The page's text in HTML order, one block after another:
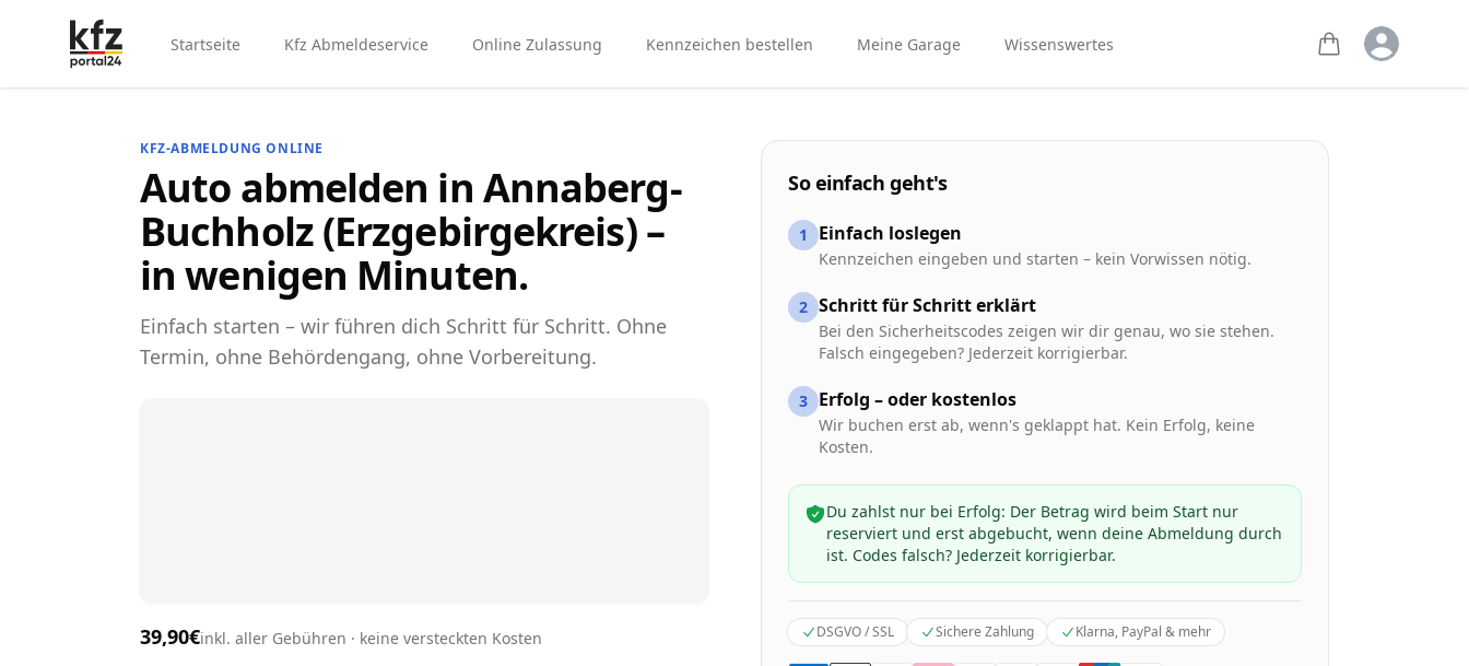
Startseite Kfz Abmeldeservice Online Zulassung Kennzeichen bestellen Meine Garage Wissenswertes Open user
KFZ-ABMELDUNG ONLINE
Auto abmelden in Annaberg-
Buchholz (Erzgebirgekreis) –
in wenigen Minuten.
Einfach starten – wir führen dich Schritt für Schritt. Ohne
Termin, ohne Behördengang, ohne Vorbereitung.
39,90€inkl. aller Gebühren · keine versteckten Kosten
So einfach geht's
1 Einfach loslegen
Kennzeichen eingeben und starten – kein Vorwissen nötig.
2 Schritt für Schritt erklärt
Bei den Sicherheitscodes zeigen wir dir genau, wo sie stehen.
Falsch eingegeben? Jederzeit korrigierbar.
3 Erfolg – oder kostenlos
Wir buchen erst ab, wenn's geklappt hat. Kein Erfolg, keine
Kosten.
Du zahlst nur bei Erfolg: Der Betrag wird beim Start nur
reserviert und erst abgebucht, wenn deine Abmeldung durch
ist. Codes falsch? Jederzeit korrigierbar.
DSGVO / SSL Sichere Zahlung Klarna, PayPal & mehr